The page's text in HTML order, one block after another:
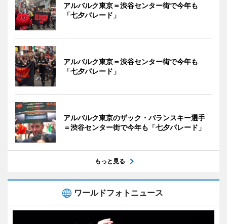
アルバルク東京＝渋谷センター街で今年も
「七夕パレード」
アルバルク東京＝渋谷センター街で今年も
「七夕パレード」
アルバルク東京のザック・バランスキー選手
＝渋谷センター街で今年も「七夕パレード」
もっと見る
ワールドフォトニュース